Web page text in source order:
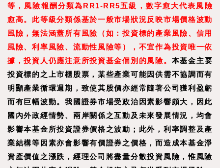
等，風險報酬分類為RR1-RR5五級，數字愈大代表風險
愈高。此等級分類係基於一般市場狀況反映市場價格波動
風險，無法涵蓋所有風險（如：投資標的產業風險、信用
風險、利率風險、流動性風險等），不宜作為投資唯一依
據，投資人仍應注意所投資基金個別的風險。 本基金主要
投資標的之上市櫃股票，某些產業可能因供需不協調而有
明顯產業循環週期，致使其股價亦經常隨著公司獲利盈虧
而有巨幅波動。我國證券市場受政治因素影響頗大，因此
國內外政經情勢、兩岸關係之互動及未來發展情況，均會
影響本基金所投資證券價格之波動；此外，利率調整及產
業結構等因素亦會影響有價證券之價格，而造成本基金淨
資產價值之漲跌，經理公司將盡量分散投資風險，惟風險